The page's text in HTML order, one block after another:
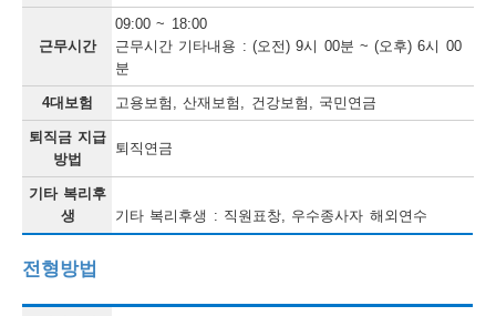
근무시간
09:00 ~ 18:00
근무시간 기타내용 : (오전) 9시 00분 ~ (오후) 6시 00
분
4대보험 고용보험, 산재보험, 건강보험, 국민연금
퇴직금 지급
방법
퇴직연금
기타 복리후
생
기타 복리후생 : 직원표창, 우수종사자 해외연수
전형방법